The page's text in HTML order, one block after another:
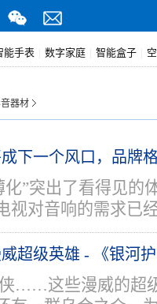
能手表 数字家庭 智能盒子
器材
下一个风口，品牌
”突出了看得见的
视对音响的需求已
超级英雄 - 《银河
……这些漫威的超